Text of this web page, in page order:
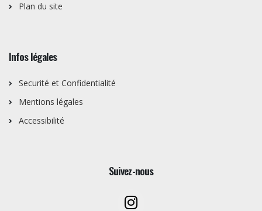
Plan du site
Infos légales
Securité et Confidentialité
Mentions légales
Accessibilité
Suivez-nous